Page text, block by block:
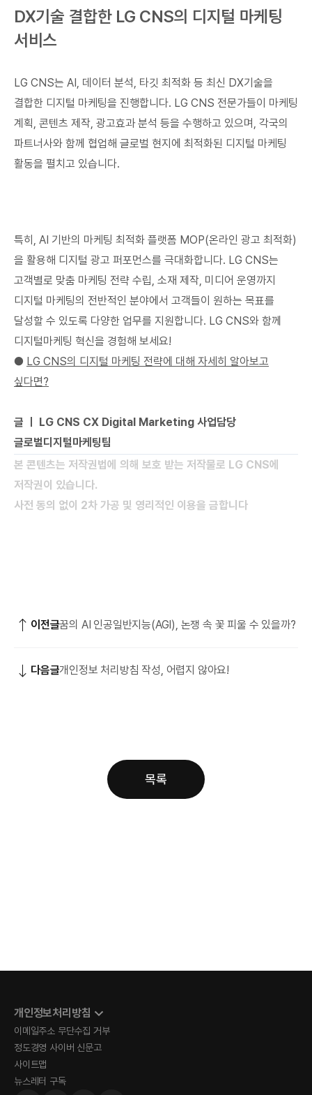
DX기술 결합한 LG CNS의 디지털 마케팅
서비스
LG CNS는 AI, 데이터 분석, 타깃 최적화 등 최신 DX기술을
결합한 디지털 마케팅을 진행합니다. LG CNS 전문가들이 마케팅
계획, 콘텐츠 제작, 광고효과 분석 등을 수행하고 있으며, 각국의
파트너사와 함께 협업해 글로벌 현지에 최적화된 디지털 마케팅
활동을 펼치고 있습니다.
특히, AI 기반의 마케팅 최적화 플랫폼 MOP(온라인 광고 최적화)
을 활용해 디지털 광고 퍼포먼스를 극대화합니다. LG CNS는
고객별로 맞춤 마케팅 전략 수립, 소재 제작, 미디어 운영까지
디지털 마케팅의 전반적인 분야에서 고객들이 원하는 목표를
달성할 수 있도록 다양한 업무를 지원합니다. LG CNS와 함께
디지털마케팅 혁신을 경험해 보세요!
● LG CNS의 디지털 마케팅 전략에 대해 자세히 알아보고
싶다면?
글 ㅣ LG CNS CX Digital Marketing 사업담당
글로벌디지털마케팅팀
본 콘텐츠는 저작권법에 의해 보호 받는 저작물로 LG CNS에
저작권이 있습니다.
사전 동의 없이 2차 가공 및 영리적인 이용을 금합니다
이전글꿈의 AI 인공일반지능(AGI), 논쟁 속 꽃 피울 수 있을까?
다음글개인정보 처리방침 작성, 어렵지 않아요!
목록
개인정보처리방침
이메일주소 무단수집 거부
정도경영 사이버 신문고
사이트맵
뉴스레터 구독